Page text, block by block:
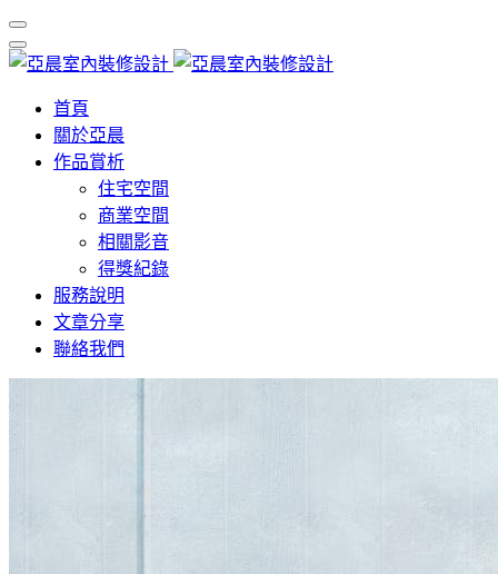
首頁
關於亞晨
作品賞析
住宅空間
商業空間
相關影音
得獎紀錄
服務說明
文章分享
聯絡我們